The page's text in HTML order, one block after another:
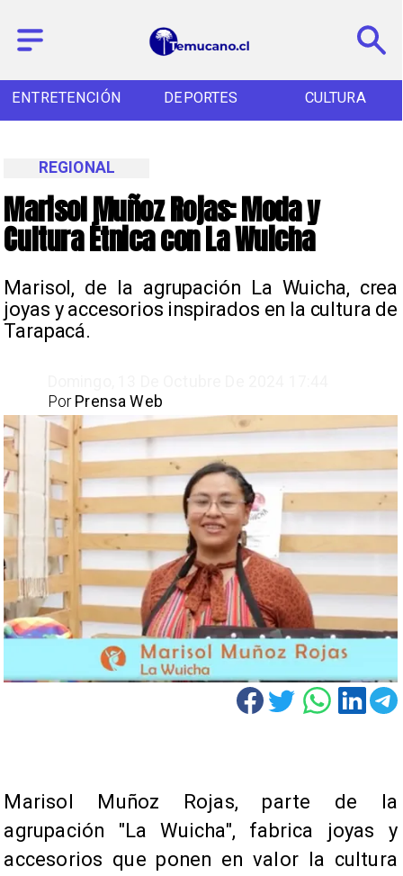
ENTRETENCIÓN DEPORTES CULTURA
Marisol Muñoz Rojas: Moda y
Cultura Étnica con La Wuicha
​Marisol, de la agrupación La Wuicha, crea
joyas y accesorios inspirados en la cultura de
Tarapacá.
REGIONAL
Prensa Web
Por
Marisol Muñoz Rojas, parte de la
agrupación "La Wuicha", fabrica joyas y
accesorios que ponen en valor la cultura